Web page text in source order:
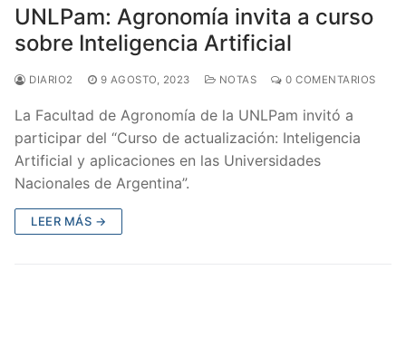
UNLPam: Agronomía invita a curso
sobre Inteligencia Artificial
DIARIO2 9 AGOSTO, 2023 NOTAS 0 COMENTARIOS
La Facultad de Agronomía de la UNLPam invitó a
participar del “Curso de actualización: Inteligencia
Artificial y aplicaciones en las Universidades
Nacionales de Argentina”.
LEER MÁS →